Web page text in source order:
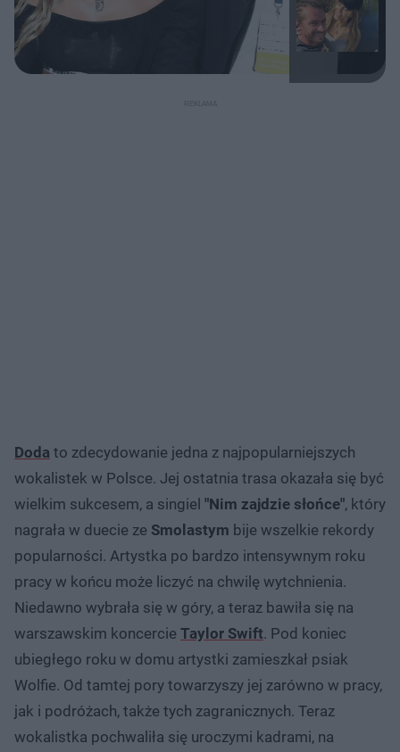
Doda to zdecydowanie jedna z najpopularniejszych
wokalistek w Polsce. Jej ostatnia trasa okazała się być
wielkim sukcesem, a singiel "Nim zajdzie słońce", który
nagrała w duecie ze Smolastym bije wszelkie rekordy
popularności. Artystka po bardzo intensywnym roku
pracy w końcu może liczyć na chwilę wytchnienia.
Niedawno wybrała się w góry, a teraz bawiła się na
warszawskim koncercie Taylor Swift. Pod koniec
ubiegłego roku w domu artystki zamieszkał psiak
Wolfie. Od tamtej pory towarzyszy jej zarówno w pracy,
jak i podróżach, także tych zagranicznych. Teraz
wokalistka pochwaliła się uroczymi kadrami, na